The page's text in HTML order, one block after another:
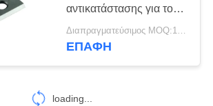
6
αντικατάστασης για το
σπειροειδές ελικοειδές
κεφάλι μηχανών
Διαπραγματεύσιμος MOQ:100pcs
ΕΠΑΦΉ
loading...